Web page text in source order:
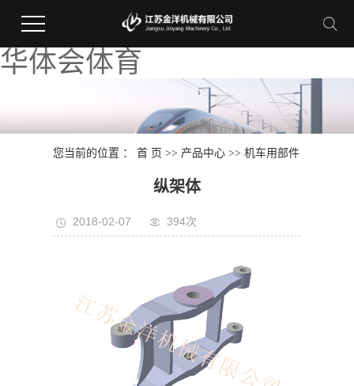
华体会体育
您当前的位置 ：首 页 >> 产品中心 >>机车用部件
纵架体
2018-02-07 394次